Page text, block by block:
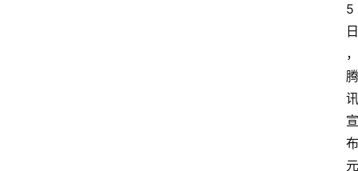
5
日
，
腾
讯
宣
布
元